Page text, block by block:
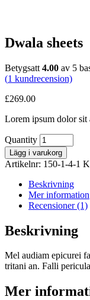
Dwala sheets
Betygsatt 4.00 av 5
(1 kundrecension)
£269.00
Lorem ipsum dolor sit
Quantity
Lägg i varukorg
Artikelnr: 150-1-4-1
Beskrivning
Mer information
Recensioner (1)
Beskrivning
Mel audiam epicurei
tritani an. Falli
Mer